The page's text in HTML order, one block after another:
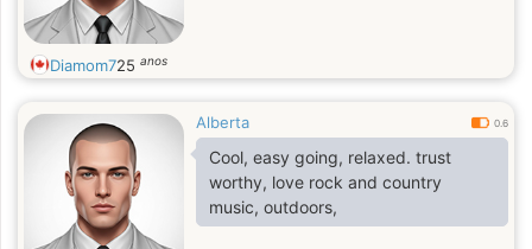
Diamom725 anos
Alberta 0.6
Cool, easy going, relaxed. trust
worthy, love rock and country
music, outdoors,